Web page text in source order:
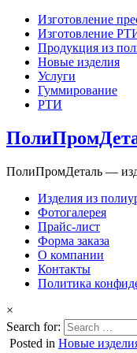
Изготовление
Изготовление
Продукция из
Новые изделия
Услуги
Гуммирование
РТИ
ПолиПромДеталь —
Изделия из
Фотогалерея
Прайс-лист
Форма заказа
О компании
Контакты
Политика
×
Search for:
Posted in Новые